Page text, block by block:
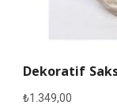
Dekoratif
₺1.349,00